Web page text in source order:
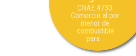
CNAE 4730:
Comercio al por
menor de
combustible
para...